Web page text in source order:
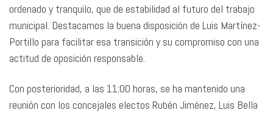
ordenado y tranquilo, que de estabilidad al futuro del trabajo
municipal. Destacamos la buena disposición de Luis Martínez-
Portillo para facilitar esa transición y su compromiso con una
actitud de oposición responsable.
Con posterioridad, a las 11:00 horas, se ha mantenido una
reunión con los concejales electos Rubén Jiménez, Luis Bella